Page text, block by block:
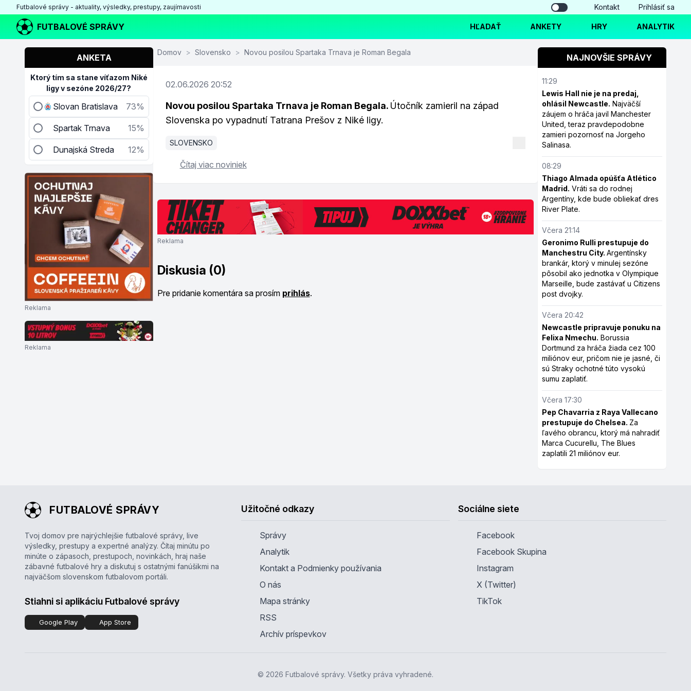
Futbalové správy - aktuality, výsledky, prestupy, zaujímavosti Kontakt Prihlásiť sa
FUTBALOVÉ SPRÁVY HĽADAŤ ANKETY HRY ANALYTIK
ANKETA
Ktorý tím sa stane víťazom Niké
ligy v sezóne 2026/27?
Slovan Bratislava 73%
Spartak Trnava 15%
Dunajská Streda 12%
Reklama
Reklama
Domov > Slovensko > Novou posilou Spartaka Trnava je Roman Begala
02.06.2026 20:52
Novou posilou Spartaka Trnava je Roman Begala. Útočník zamieril na západ
Slovenska po vypadnutí Tatrana Prešov z Niké ligy.
SLOVENSKO
Čítaj viac noviniek
Reklama
Diskusia (0)
Pre pridanie komentára sa prosím prihlás.
NAJNOVŠIE SPRÁVY
11:29
Lewis Hall nie je na predaj,
ohlásil Newcastle. Najväčší
záujem o hráča javil Manchester
United, teraz pravdepodobne
zamieri pozornosť na Jorgeho
Salinasa.
08:29
Thiago Almada opúšťa Atlético
Madrid. Vráti sa do rodnej
Argentíny, kde bude obliekať dres
River Plate.
Včera 21:14
Geronimo Rulli prestupuje do
Manchestru City.Argentínsky
brankár, ktorý v minulej sezóne
pôsobil ako jednotka v Olympique
Marseille, bude zastávať u Citizens
post dvojky.
Včera 20:42
Newcastle pripravuje ponuku na
Felixa Nmechu. Borussia
Dortmund za hráča žiada cez 100
miliónov eur, pričom nie je jasné, či
sú Straky ochotné túto vysokú
sumu zaplatiť.
Včera 17:30
Pep Chavarria z Raya Vallecano
prestupuje do Chelsea. Za
ľavého obrancu, ktorý má nahradiť
Marca Cucurellu, The Blues
zaplatili 21 miliónov eur.
FUTBALOVÉ SPRÁVY
Tvoj domov pre najrýchlejšie futbalové správy, live
výsledky, prestupy a expertné analýzy. Čítaj minútu po
minúte o zápasoch, prestupoch, novinkách, hraj naše
zábavné futbalové hry a diskutuj s ostatnými fanúšikmi na
najväčšom slovenskom futbalovom portáli.
Stiahni si aplikáciu Futbalové správy
Google Play App Store
Užitočné odkazy
Správy
Analytik
Kontakt a Podmienky používania
O nás
Mapa stránky
RSS
Archív príspevkov
Sociálne siete
Facebook
Facebook Skupina
Instagram
X (Twitter)
TikTok
© 2026 Futbalové správy. Všetky práva vyhradené.